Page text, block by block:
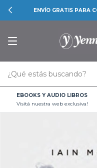
ENVÍO GRATIS PARA
EBOOKS Y AUDIO LIBROS
Visitá nuestra web exclusiva!